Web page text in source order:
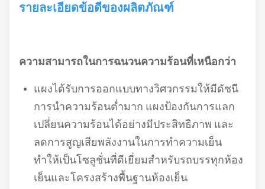
รายละเอียดข้อดีของผลิตภัณฑ์
ความสามารถในการฉนวนความร้อนที่เหนือกว่า
แผงได้รับการออกแบบทางวิศวกรรมให้มีดัชนี
การนำความร้อนต่ำมาก แผงป้องกันการแลก
เปลี่ยนความร้อนได้อย่างมีประสิทธิภาพ และ
ลดการสูญเสียพลังงานในการทำความเย็น
ทำให้เป็นโซลูชั่นที่ดีเยี่ยมสำหรับรถบรรทุกห้อง
เย็นและโครงสร้างพื้นฐานห้องเย็น